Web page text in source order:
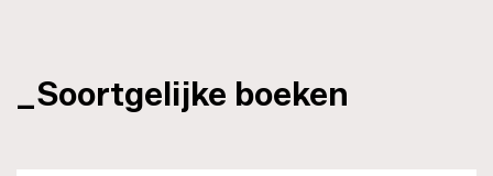
_Soortgelijke boeken